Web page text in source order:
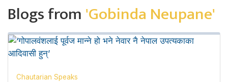
Blogs from'Gobinda Neupane'
Chautarian Speaks